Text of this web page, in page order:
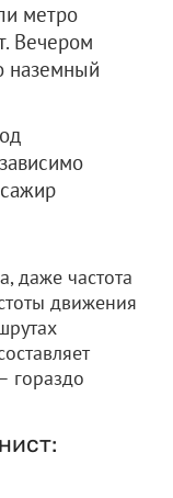
метро
Вечером
наземный
даже частота
движения
гораздо